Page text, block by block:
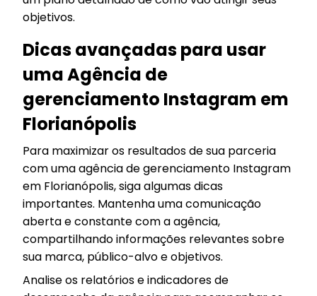
objetivos.
Dicas avançadas para usar
uma Agência de
gerenciamento Instagram em
Florianópolis
Para maximizar os resultados de sua parceria
com uma agência de gerenciamento Instagram
em Florianópolis, siga algumas dicas
importantes. Mantenha uma comunicação
aberta e constante com a agência,
compartilhando informações relevantes sobre
sua marca, público-alvo e objetivos.
Analise os relatórios e indicadores de